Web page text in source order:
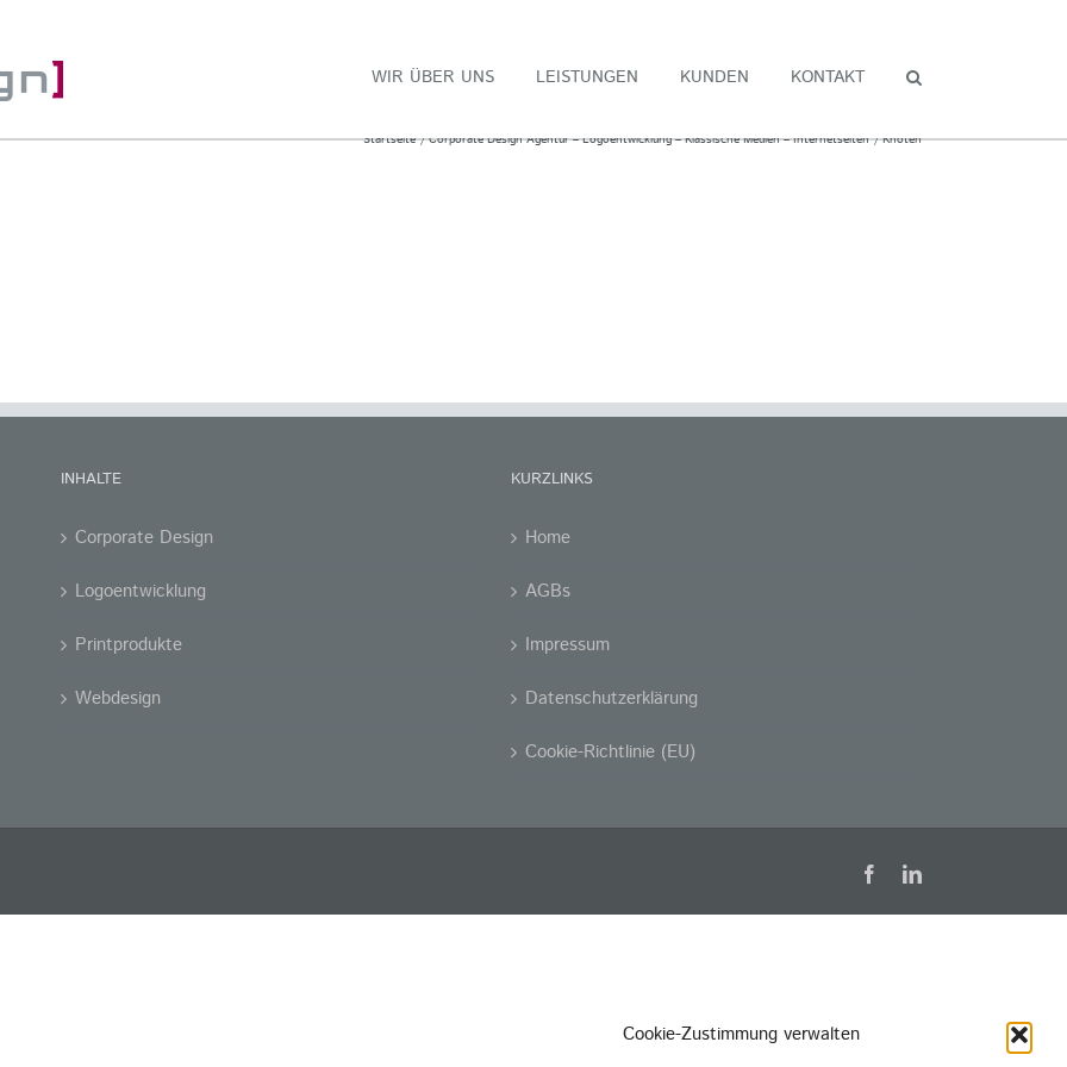
Cookie-Zustimmung verwalten
WIR ÜBER UNS LEISTUNGEN KUNDEN KONTAKT
Startseite Corporate Design Agentur – Logoentwicklung – Klassische Medien – Internetseiten Knoten
INHALTE
Corporate Design
Logoentwicklung
Printprodukte
Webdesign
KURZLINKS
Home
AGBs
Impressum
Datenschutzerklärung
Cookie-Richtlinie (EU)
FacebookLinkedIn